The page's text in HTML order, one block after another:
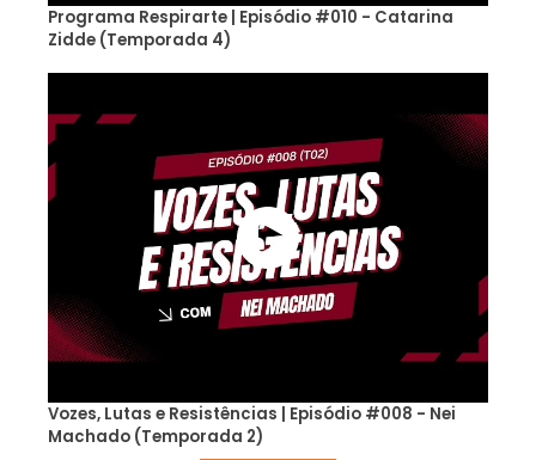
Programa Respirarte | Episódio #010 - Catarina
Zidde (Temporada 4)
Vozes, Lutas e Resistências | Episódio #008 - Nei
Machado (Temporada 2)